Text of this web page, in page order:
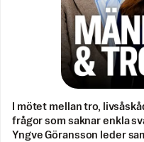
I mötet mellan tro,
frågor som saknar enkla
Yngve Göransson leder